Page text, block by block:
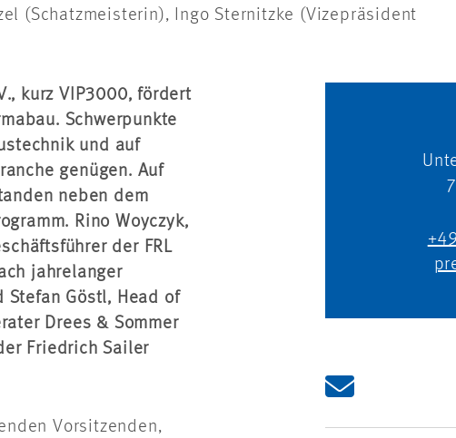
(Schatzmeisterin), Ingo Sternitzke (Vizepräsident
kurz VIP3000, fördert
Schwerpunkte
und auf
genügen. Auf
neben dem
Rino Woyczyk,
der FRL
jahrelanger
Stefan Göstl, Head of
Drees & Sommer
Friedrich Sailer
Vorsitzenden,